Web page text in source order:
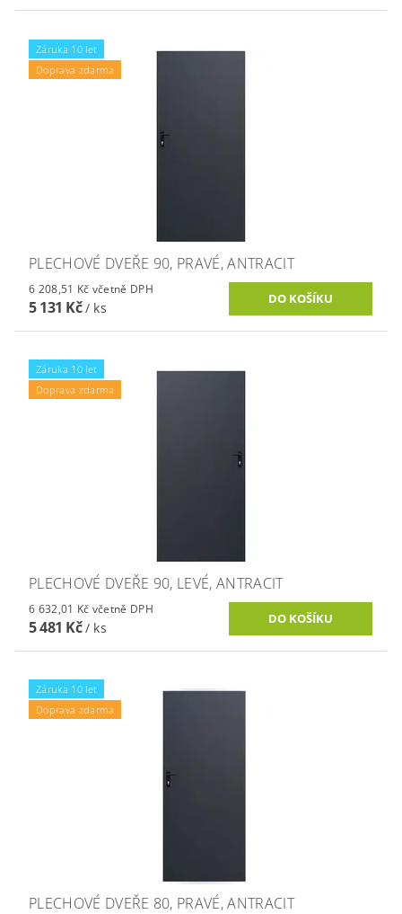
Záruka 10 let
Doprava zdarma
PLECHOVÉ DVEŘE 90, PRAVÉ, ANTRACIT
6 208,51 Kč včetně DPH
5 131 Kč/ ks
Záruka 10 let
Doprava zdarma
PLECHOVÉ DVEŘE 90, LEVÉ, ANTRACIT
6 632,01 Kč včetně DPH
5 481 Kč/ ks
Záruka 10 let
Doprava zdarma
PLECHOVÉ DVEŘE 80, PRAVÉ, ANTRACIT